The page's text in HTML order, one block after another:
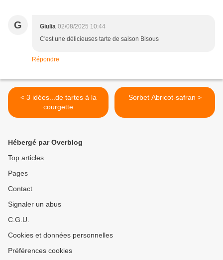
G Giulia 02/08/2025 10:44
C'est une délicieuses tarte de saison Bisous
Répondre
< 3 idées...de tartes à la
courgette
Sorbet Abricot-safran >
Hébergé par Overblog
Top articles
Pages
Contact
Signaler un abus
C.G.U.
Cookies et données personnelles
Préférences cookies